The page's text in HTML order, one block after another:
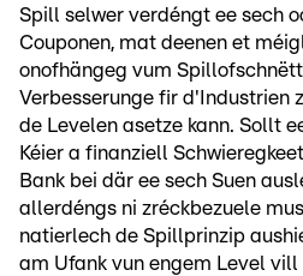
Spill selwer verdéngt ee sech
Couponen, mat deenen et
onofhängeg vum
Verbesserunge fir d'Industrien
de Levelen asetze kann. Sollt
Kéier a finanziell
Bank bei där ee sech Suen
allerdéngs ni zréckbezuele
natierlech de Spillprinzip
am Ufank vun engem Level vill